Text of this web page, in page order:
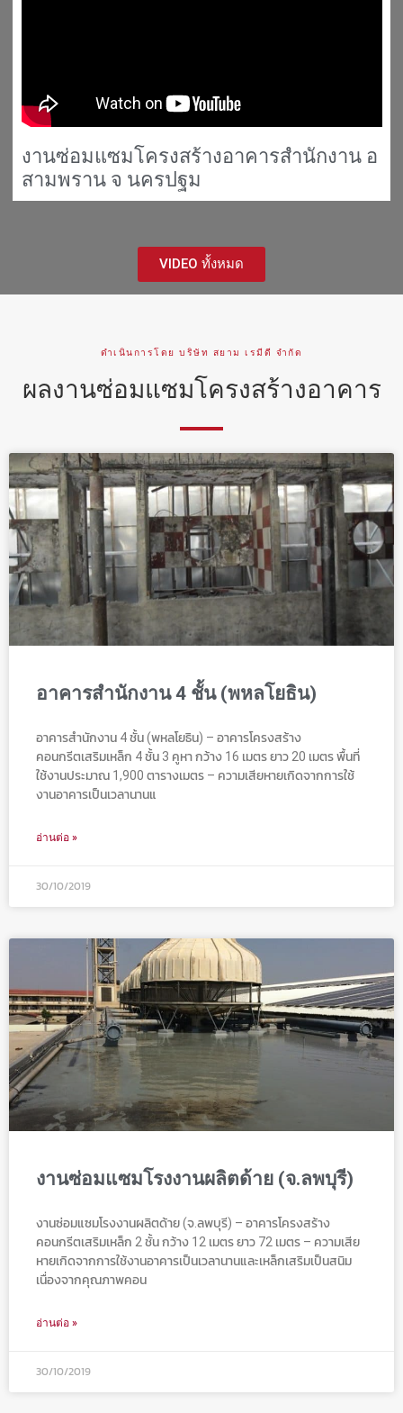
งานซ่อมแซมโครงสร้างอาคารสำนักงาน อ
สามพราน จ นครปฐม
VIDEO ทั้งหมด
ดำเนินการโดย บริษัท สยาม เรมีดี จำกัด
ผลงานซ่อมแซมโครงสร้างอาคาร
อาคารสำนักงาน 4 ชั้น (พหลโยธิน)
อาคารสำนักงาน 4 ชั้น (พหลโยธิน) – อาคารโครงสร้าง
คอนกรีตเสริมเหล็ก 4 ชั้น 3 คูหา กว้าง 16 เมตร ยาว 20 เมตร พื้นที่
ใช้งานประมาณ 1,900 ตารางเมตร – ความเสียหายเกิดจากการใช้
งานอาคารเป็นเวลานานแ
อ่านต่อ »
30/10/2019
งานซ่อมแซมโรงงานผลิตด้าย (จ.ลพบุรี)
งานซ่อมแซมโรงงานผลิตด้าย (จ.ลพบุรี) – อาคารโครงสร้าง
คอนกรีตเสริมเหล็ก 2 ชั้น กว้าง 12 เมตร ยาว 72 เมตร – ความเสีย
หายเกิดจากการใช้งานอาคารเป็นเวลานานและเหล็กเสริมเป็นสนิม
เนื่องจากคุณภาพคอน
อ่านต่อ »
30/10/2019
PagePage